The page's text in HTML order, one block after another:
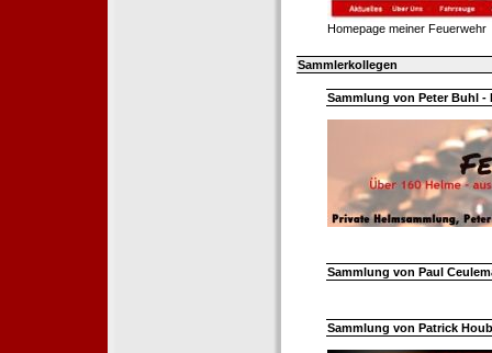
Homepage meiner Feuerwehr
Sammlerkollegen
Sammlung von Peter Buhl -
Sammlung von Paul
Sammlung von Patrick